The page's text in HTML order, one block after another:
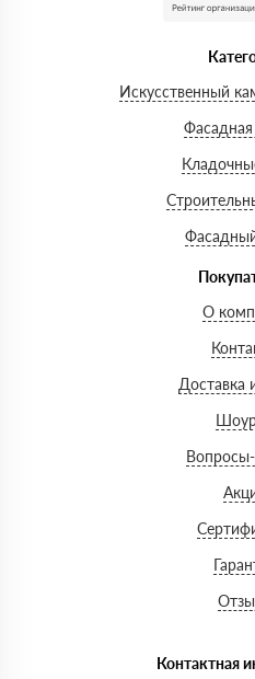
Искусственный
Фасадная
О
Доставка
Контактная